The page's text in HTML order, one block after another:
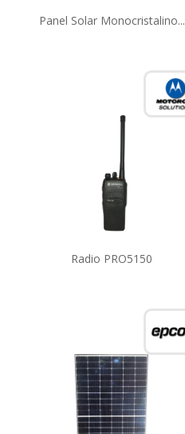
Panel Solar Monocristalino...
Radio PRO5150